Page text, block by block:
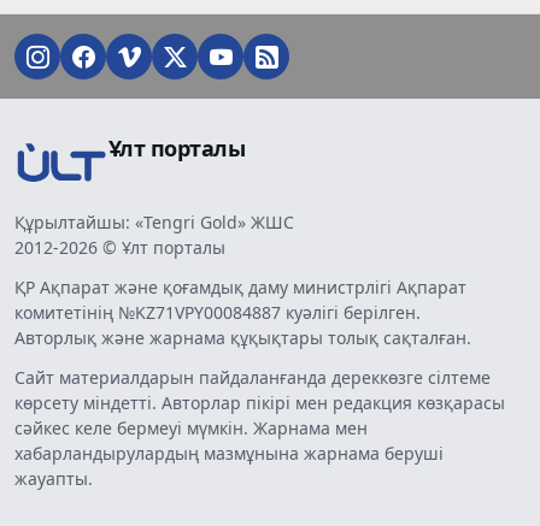
Ұлт порталы
Құрылтайшы: «Tengri Gold» ЖШС
2012-2026 © Ұлт порталы
ҚР Ақпарат және қоғамдық даму министрлігі Ақпарат
комитетінің №KZ71VPY00084887 куәлігі берілген.
Авторлық және жарнама құқықтары толық сақталған.
Сайт материалдарын пайдаланғанда дереккөзге сілтеме
көрсету міндетті. Авторлар пікірі мен редакция көзқарасы
сәйкес келе бермеуі мүмкін. Жарнама мен
хабарландырулардың мазмұнына жарнама беруші
жауапты.